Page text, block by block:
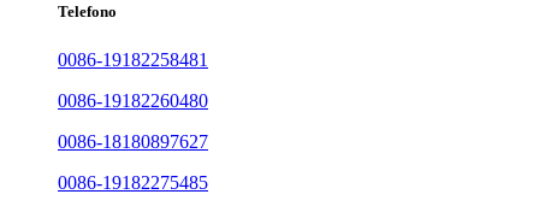
Telefono
0086-19182258481
0086-19182260480
0086-18180897627
0086-19182275485